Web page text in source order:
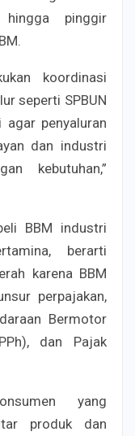
pinggir
koordinasi
seperti SPBUN
penyaluran
dan industri
kebutuhan,”
BBM industri
berarti
karena BBM
perpajakan,
Bermotor
dan Pajak
yang
produk dan